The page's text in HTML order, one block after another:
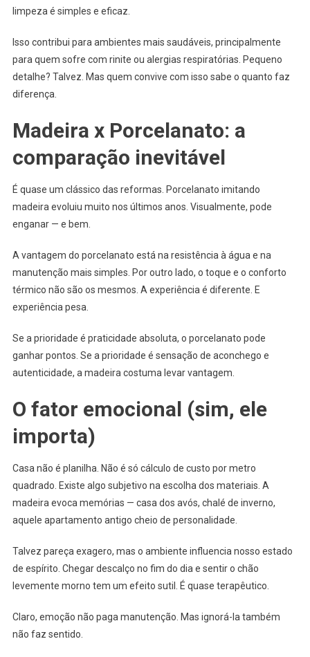
limpeza é simples e eficaz.
Isso contribui para ambientes mais saudáveis, principalmente
para quem sofre com rinite ou alergias respiratórias. Pequeno
detalhe? Talvez. Mas quem convive com isso sabe o quanto faz
diferença.
Madeira x Porcelanato: a
comparação inevitável
É quase um clássico das reformas. Porcelanato imitando
madeira evoluiu muito nos últimos anos. Visualmente, pode
enganar — e bem.
A vantagem do porcelanato está na resistência à água e na
manutenção mais simples. Por outro lado, o toque e o conforto
térmico não são os mesmos. A experiência é diferente. E
experiência pesa.
Se a prioridade é praticidade absoluta, o porcelanato pode
ganhar pontos. Se a prioridade é sensação de aconchego e
autenticidade, a madeira costuma levar vantagem.
O fator emocional (sim, ele
importa)
Casa não é planilha. Não é só cálculo de custo por metro
quadrado. Existe algo subjetivo na escolha dos materiais. A
madeira evoca memórias — casa dos avós, chalé de inverno,
aquele apartamento antigo cheio de personalidade.
Talvez pareça exagero, mas o ambiente influencia nosso estado
de espírito. Chegar descalço no fim do dia e sentir o chão
levemente morno tem um efeito sutil. É quase terapêutico.
Claro, emoção não paga manutenção. Mas ignorá-la também
não faz sentido.